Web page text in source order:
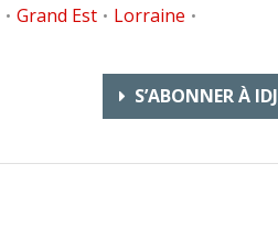
• Grand Est • Lorraine •
S’ABONNER À IDJ